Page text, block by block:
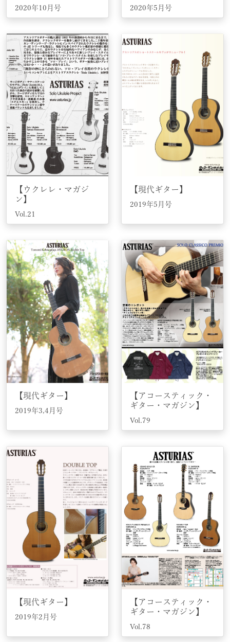
2020年10月号 2020年5月号
【ウクレレ・マガジ
ン】
Vol.21
【現代ギター】
2019年5月号
【現代ギター】
2019年3,4月号
【アコースティック・
ギター・マガジン】
Vol.79
【現代ギター】
2019年2月号
【アコースティック・
ギター・マガジン】
Vol.78